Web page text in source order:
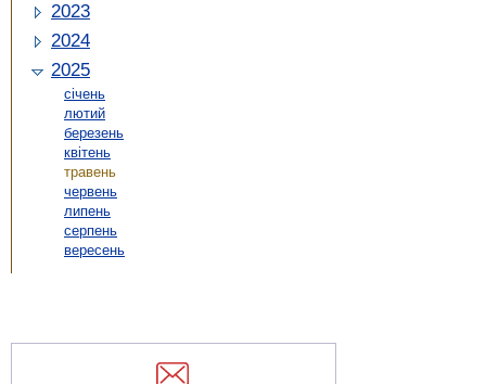
2023
2024
2025
січень
лютий
березень
квітень
травень
червень
липень
серпень
вересень